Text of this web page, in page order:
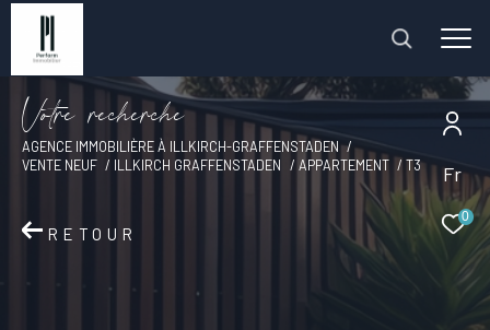
Fr
0
Votre recherche
AGENCE IMMOBILIÈRE À ILLKIRCH-GRAFFENSTADEN
VENTE NEUF
ILLKIRCH GRAFFENSTADEN APPARTEMENT T3
RETOUR